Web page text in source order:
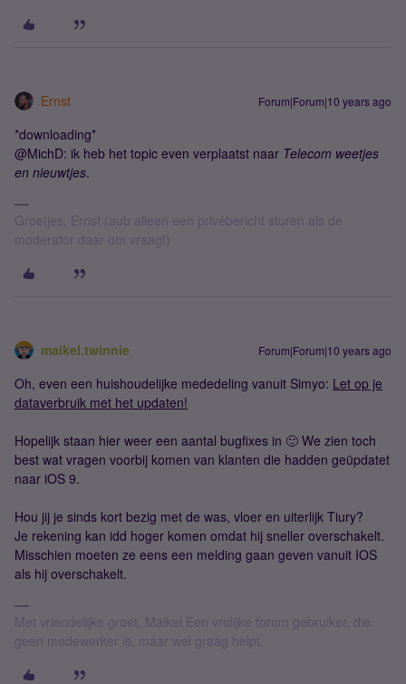
Ernst Forum|Forum|10 years ago
*downloading*
@MichD: ik heb het topic even verplaatst naar Telecom weetjes
en nieuwtjes.
Groetjes, Ernst (aub alleen een privébericht sturen als de
moderator daar om vraagt)
maikel.twinnie Forum|Forum|10 years ago
Oh, even een huishoudelijke mededeling vanuit Simyo: Let op je
dataverbruik met het updaten!
Hopelijk staan hier weer een aantal bugfixes in 🙂 We zien toch
best wat vragen voorbij komen van klanten die hadden geüpdatet
naar iOS 9.
Hou jij je sinds kort bezig met de was, vloer en uiterlijk Tiury?
Je rekening kan idd hoger komen omdat hij sneller overschakelt.
Misschien moeten ze eens een melding gaan geven vanuit IOS
als hij overschakelt.
Met vriendelijke groet, Maikel Een vrolijke forum gebruiker, die
geen medewerker is, maar wel graag helpt.